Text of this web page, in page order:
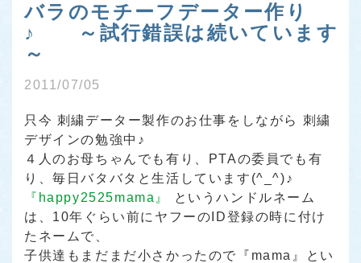
バラのモチーフデーター作り
♪ ～試行錯誤は続いています
～
2011/07/05
只今 刺繍データー製作のお仕事をしながら 刺繍
デザインの勉強中♪
４人のお母ちゃんでも有り、PTAの委員でも有
り、毎日バタバタと生活しています(^_^)♪
『happy2525mama』
というハンドルネーム
は、10年ぐらい前にヤフーのID登録の時に付け
たネームで、
子供達もまだまだ小さかったので『mama』とい